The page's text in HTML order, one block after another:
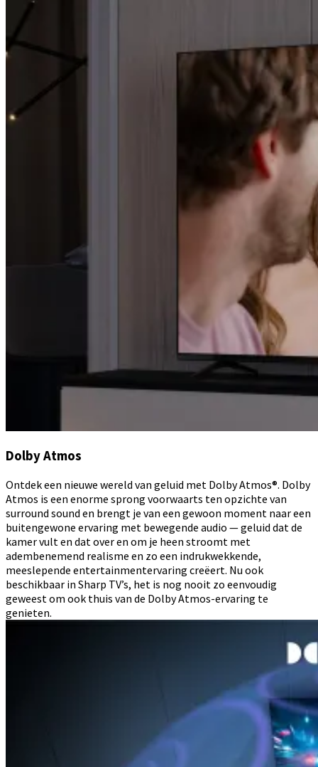
Dolby Atmos
Ontdek een nieuwe wereld van geluid met Dolby Atmos®. Dolby
Atmos is een enorme sprong voorwaarts ten opzichte van
surround sound en brengt je van een gewoon moment naar een
buitengewone ervaring met bewegende audio — geluid dat de
kamer vult en dat over en om je heen stroomt met
adembenemend realisme en zo een indrukwekkende,
meeslepende entertainmentervaring creëert. Nu ook
beschikbaar in Sharp TV’s, het is nog nooit zo eenvoudig
geweest om ook thuis van de Dolby Atmos-ervaring te
genieten.